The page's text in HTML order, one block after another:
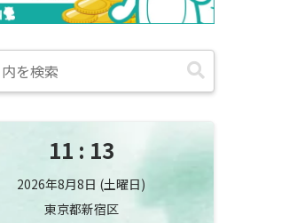
11 13
2026年8月8日 (土曜日)
東京都新宿区